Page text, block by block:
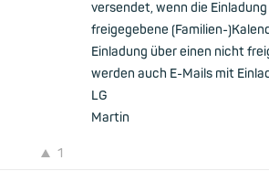
versendet, wenn die
freigegebene (Familien-
Einladung über einen nicht
werden auch E-Mails mit
LG
Martin
1